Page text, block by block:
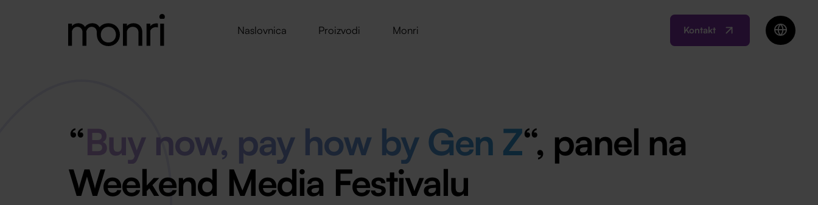
Naslovnica Proizvodi Monri Kontakt
“Buy now, pay how by Gen Z“, panel na
Weekend Media Festivalu